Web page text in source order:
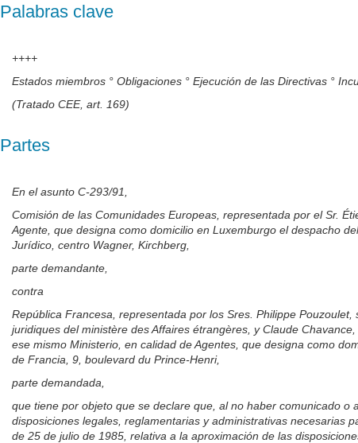
Palabras clave
++++
Estados miembros ° Obligaciones ° Ejecución de las Directivas °
(Tratado CEE, art. 169)
Partes
En el asunto C-293/91,
Comisión de las Comunidades Europeas, representada por el Sr.
Agente, que designa como domicilio en Luxemburgo el despacho
Jurídico, centro Wagner, Kirchberg,
parte demandante,
contra
República Francesa, representada por los Sres. Philippe
juridiques del ministère des Affaires étrangères, y Claude
ese mismo Ministerio, en calidad de Agentes, que designa como
de Francia, 9, boulevard du Prince-Henri,
parte demandada,
que tiene por objeto que se declare que, al no haber comunicado o
disposiciones legales, reglamentarias y administrativas necesarias
de 25 de julio de 1985, relativa a la aproximación de las